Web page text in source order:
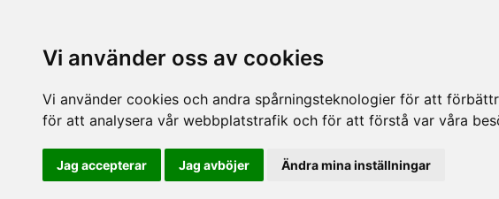
Vi använder oss av cookies
Vi använder cookies och andra spårningsteknologier för att
för att analysera vår webbplatstrafik och för att förstå var våra
Jag accepterar Jag avböjer Ändra mina inställningar